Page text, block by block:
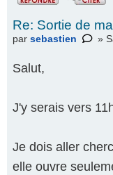
Re: Sortie de
par sebastien »
Salut,
J'y serais vers
Je dois aller
elle ouvre